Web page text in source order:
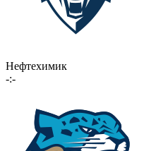
Нефтехимик
-:-